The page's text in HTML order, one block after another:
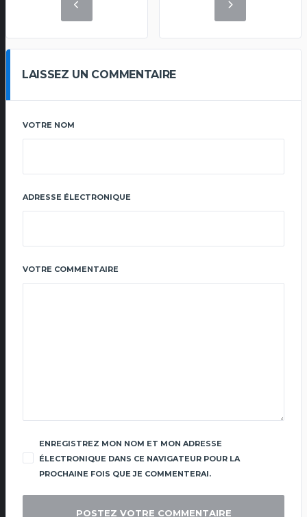
LAISSEZ UN COMMENTAIRE
VOTRE NOM
ADRESSE ÉLECTRONIQUE
VOTRE COMMENTAIRE
ENREGISTREZ MON NOM ET MON ADRESSE
ÉLECTRONIQUE DANS CE NAVIGATEUR POUR LA
PROCHAINE FOIS QUE JE COMMENTERAI.